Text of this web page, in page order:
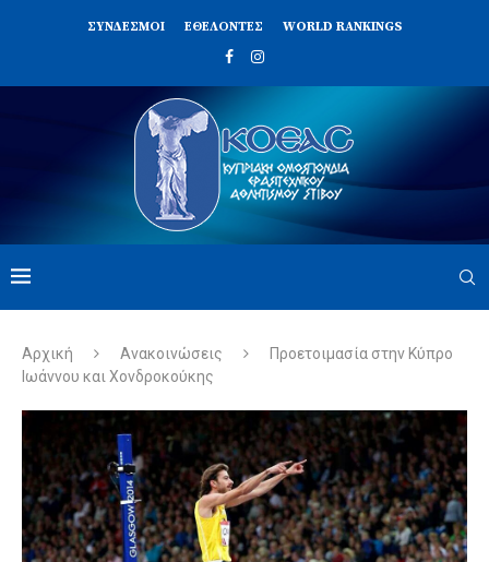
ΣΥΝΔΈΣΜΟΙ ΕΘΕΛΟΝΤΈΣ WORLD RANKINGS
Αρχική Ανακοινώσεις
Προετοιμασία στην Κύπρο
Ιωάννου και Χονδροκούκης